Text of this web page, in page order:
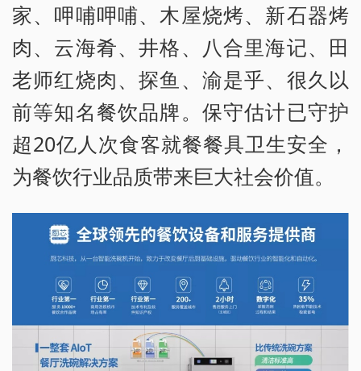
家、呷哺呷哺、木屋烧烤、新石器烤
肉、云海肴、井格、八合里海记、田
老师红烧肉、探鱼、渝是乎、很久以
前等知名餐饮品牌。保守估计已守护
超20亿人次食客就餐餐具卫生安全，
为餐饮行业品质带来巨大社会价值。